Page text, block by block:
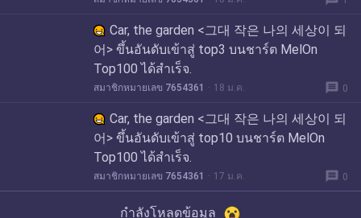
Car, the garden <그대 작은 나의 세상이 되
어> ขึ้นอันดับเข้าสู่ top3 บนชาร์ต MelOn
Top100 ได้สำเร็จ.
สมาชิกหมายเลข 7654361 18 ม.ค. message 0
Car, the garden <그대 작은 나의 세상이 되
어> ขึ้นอันดับเข้าสู่ top10 บนชาร์ต MelOn
Top100 ได้สำเร็จ.
สมาชิกหมายเลข 7654361 17 ม.ค. message 0
กำลังโหลดข้อมูล